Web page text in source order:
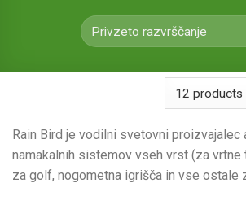
Rain Bird je vodilni svetovni proizvajalec
namakalnih sistemov vseh vrst (za vrtne
za golf, nogometna igrišča in vse ostale